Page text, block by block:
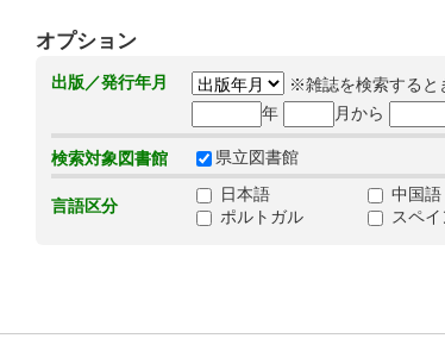
オプション
出版／発行年月
※雑誌を検索すると
年
月から
検索対象図書館 県立図書館
言語区分
日本語 中国語
ポルトガル
スペ